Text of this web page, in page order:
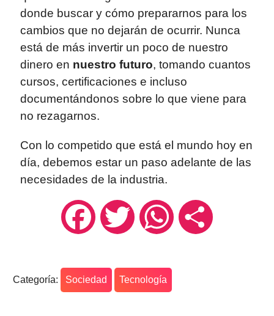
donde buscar y cómo prepararnos para los
cambios que no dejarán de ocurrir. Nunca
está de más invertir un poco de nuestro
dinero en nuestro futuro, tomando cuantos
cursos, certificaciones e incluso
documentándonos sobre lo que viene para
no rezagarnos.
Con lo competido que está el mundo hoy en
día, debemos estar un paso adelante de las
necesidades de la industria.
FacebookTwitter WhatsAppCompartir
Categoría: Sociedad Tecnología